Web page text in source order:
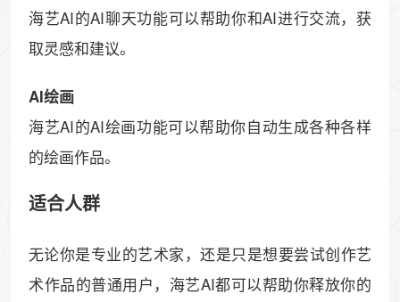
海艺AI的AI聊天功能可以帮助你和AI进行交流，获
取灵感和建议。
AI绘画
海艺AI的AI绘画功能可以帮助你自动生成各种各样
的绘画作品。
适合人群
无论你是专业的艺术家，还是只是想要尝试创作艺
术作品的普通用户，海艺AI都可以帮助你释放你的